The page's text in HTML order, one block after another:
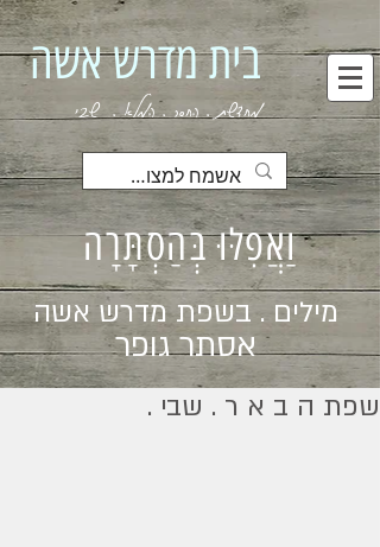
בית מדרש אשה
מחדשת . החסר . המלא . שבי
וַאֲפִלּוּ בְּהַסְתָּרָה
מילים . בשפת מדרש אשה
אסתר גופר
שפת ה ב א ר . שבי .